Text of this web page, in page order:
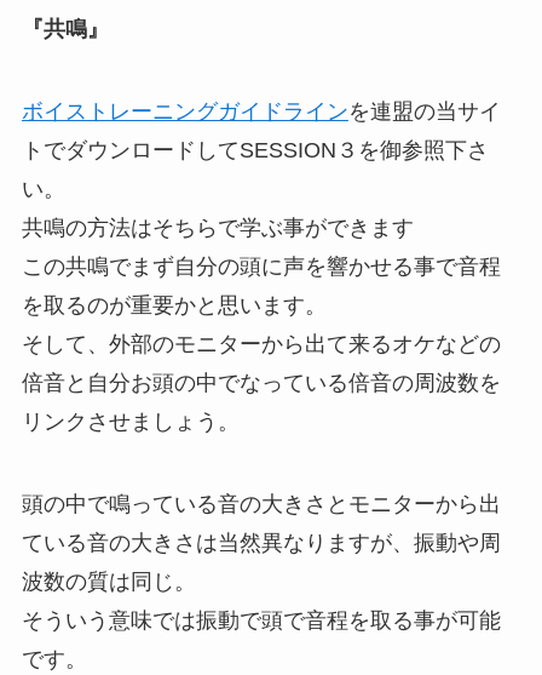
『共鳴』
ボイストレーニングガイドラインを連盟の当サイ
トでダウンロードしてSESSION３を御参照下さ
い。
共鳴の方法はそちらで学ぶ事ができます
この共鳴でまず自分の頭に声を響かせる事で音程
を取るのが重要かと思います。
そして、外部のモニターから出て来るオケなどの
倍音と自分お頭の中でなっている倍音の周波数を
リンクさせましょう。
頭の中で鳴っている音の大きさとモニターから出
ている音の大きさは当然異なりますが、振動や周
波数の質は同じ。
そういう意味では振動で頭で音程を取る事が可能
です。